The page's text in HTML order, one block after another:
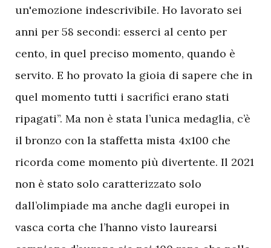
un'emozione indescrivibile. Ho lavorato sei
anni per 58 secondi: esserci al cento per
cento, in quel preciso momento, quando è
servito. E ho provato la gioia di sapere che in
quel momento tutti i sacrifici erano stati
ripagati”. Ma non è stata l’unica medaglia, c’è
il bronzo con la staffetta mista 4x100 che
ricorda come momento più divertente. Il 2021
non è stato solo caratterizzato solo
dall’olimpiade ma anche dagli europei in
vasca corta che l’hanno visto laurearsi